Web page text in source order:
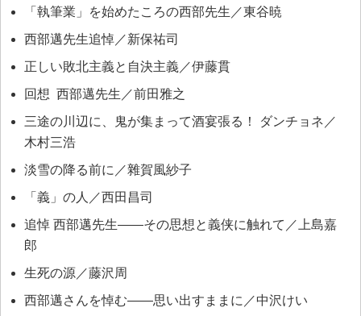
「執筆業」を始めたころの西部先生／東谷暁
西部邁先生追悼／新保祐司
正しい敗北主義と自決主義／伊藤貫
回想 西部邁先生／前田雅之
三途の川辺に、鬼が集まって酒宴張る！ ダンチョネ／
木村三浩
淡雪の降る前に／雜賀風紗子
「義」の人／西田昌司
追悼 西部邁先生――その思想と義侠に触れて／上島嘉
郎
生死の源／藤沢周
西部邁さんを悼む――思い出すままに／中沢けい